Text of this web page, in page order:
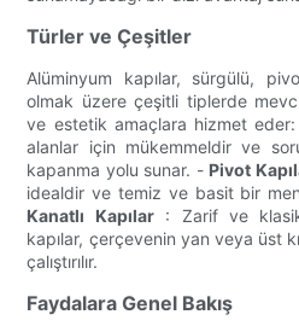
Türler ve Çeşitler
Alüminyum kapılar, sürgülü,
olmak üzere çeşitli tiplerde
ve estetik amaçlara hizmet
alanlar için mükemmeldir ve
kapanma yolu sunar. - Pivot
idealdir ve temiz ve basit bir
Kanatlı Kapılar: Zarif ve klasik
kapılar, çerçevenin yan veya üst
çalıştırılır.
Faydalara Genel Bakış